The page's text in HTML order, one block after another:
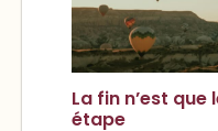
La fin n’est que
étape